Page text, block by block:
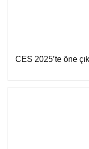
CES 2025’te öne